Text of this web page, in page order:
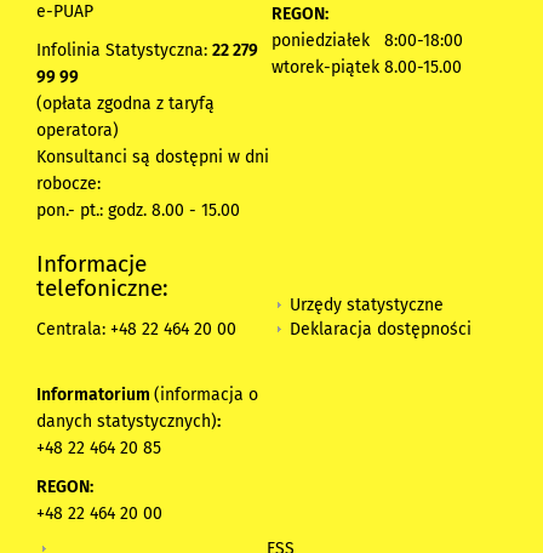
e-PUAP
Infolinia Statystyczna: 22 279
99 99
(opłata zgodna z taryfą
operatora)
Konsultanci są dostępni w dni
robocze:
pon.- pt.: godz. 8.00 - 15.00
REGON:
poniedziałek 8:00-18:00
wtorek-piątek 8.00-15.00
Informacje
telefoniczne:
Centrala: +48 22 464 20 00
Informatorium (informacja o
danych statystycznych):
+48 22 464 20 85
REGON:
+48 22 464 20 00
Urzędy statystyczne
Deklaracja dostępności